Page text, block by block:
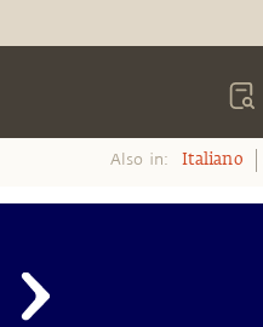
Also in: Italiano